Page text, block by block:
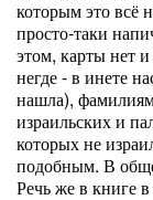
которым это всё
просто-таки
этом, карты нет и
негде - в инете
нашла),
израильских и
которых не
подобным. В
Речь же в книге